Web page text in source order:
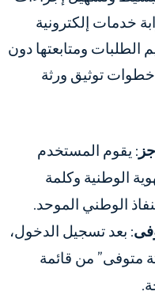
خدمات إلكترونية
الطلبات ومتابعتها دون
خطوات توثيق ورثة
: يقوم المستخدم
الوطنية وكلمة
الوطني الموحد.
: بعد تسجيل الدخول،
متوفى” من قائمة